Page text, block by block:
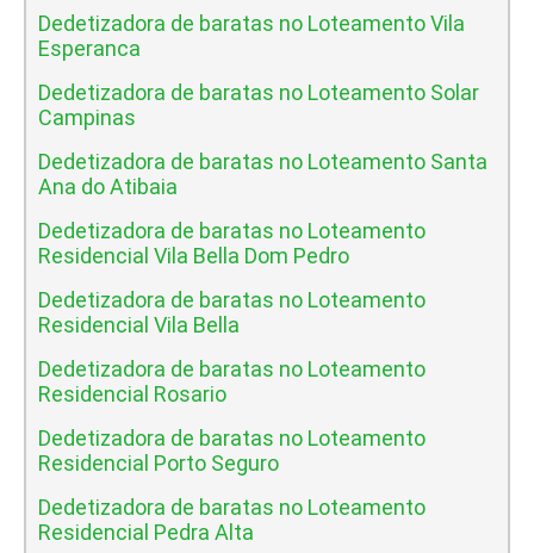
Dedetizadora de baratas no Loteamento Vila
Esperanca
Dedetizadora de baratas no Loteamento Solar
Campinas
Dedetizadora de baratas no Loteamento Santa
Ana do Atibaia
Dedetizadora de baratas no Loteamento
Residencial Vila Bella Dom Pedro
Dedetizadora de baratas no Loteamento
Residencial Vila Bella
Dedetizadora de baratas no Loteamento
Residencial Rosario
Dedetizadora de baratas no Loteamento
Residencial Porto Seguro
Dedetizadora de baratas no Loteamento
Residencial Pedra Alta